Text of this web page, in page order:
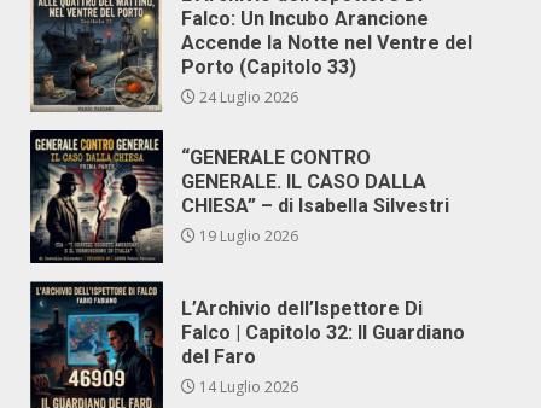
Falco: Un Incubo Arancione
Accende la Notte nel Ventre del
Porto (Capitolo 33)
24 Luglio 2026
“GENERALE CONTRO
GENERALE. IL CASO DALLA
CHIESA” – di Isabella Silvestri
19 Luglio 2026
L’Archivio dell’Ispettore Di
Falco | Capitolo 32: Il Guardiano
del Faro
14 Luglio 2026